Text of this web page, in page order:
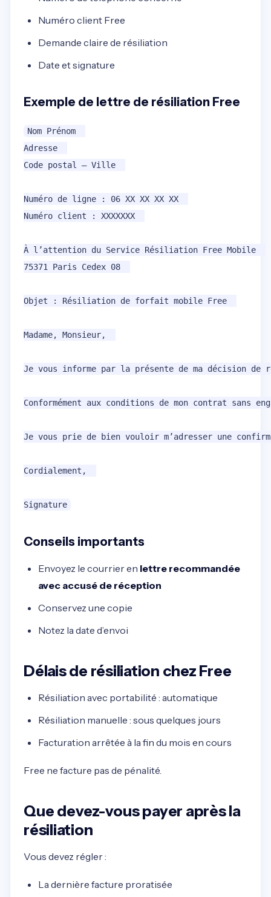
Numéro client Free
Demande claire de résiliation
Date et signature
Exemple de lettre de résiliation Free
Nom Prénom
Adresse
Code postal – Ville
Numéro de ligne : 06 XX XX XX XX
Numéro client : XXXXXXX
À l’attention du Service Résiliation Free Mobile
75371 Paris Cedex 08
Objet : Résiliation de forfait mobile Free
Madame, Monsieur,
Je vous informe par la présente de ma décision
Conformément aux conditions de mon contrat
Je vous prie de bien vouloir m’adresser une
Cordialement,
Conseils importants
Envoyez le courrier en lettre recommandée
avec accusé de réception
Conservez une copie
Notez la date d’envoi
Délais de résiliation chez Free
Résiliation avec portabilité : automatique
Résiliation manuelle : sous quelques jours
Facturation arrêtée à la fin du mois en cours
Free ne facture pas de pénalité.
Que devez-vous payer après la
résiliation
Vous devez régler :
La dernière facture proratisée